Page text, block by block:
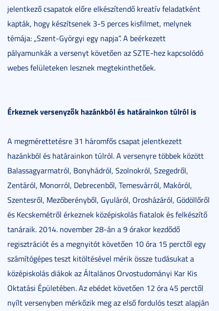
jelentkező csapatok előre elkészítendő kreatív feladatként
kapták, hogy készítsenek 3-5 perces kisfilmet, melynek
témája: „Szent-Györgyi egy napja”. A beérkezett
pályamunkák a versenyt követően az SZTE-hez kapcsolódó
webes felületeken lesznek megtekinthetőek.
Érkeznek versenyzők hazánkból és határainkon túlról is
A megmérettetésre 31 háromfős csapat jelentkezett
hazánkból és határainkon túlról. A versenyre többek között
Balassagyarmatról, Bonyhádról, Szolnokról, Szegedről,
Zentáról, Monorról, Debrecenből, Temesvárról, Makóról,
Szentesről, Mezőberényből, Gyuláról, Orosházáról, Gödöllőről
és Kecskemétről érkeznek középiskolás fiatalok és felkészítő
tanáraik. 2014. november 28-án a 9 órakor kezdődő
regisztrációt és a megnyitót követően 10 óra 15 perctől egy
számítógépes teszt kitöltésével mérik össze tudásukat a
középiskolás diákok az Általános Orvostudományi Kar Kis
Oktatási Épületében. Az ebédet követően 12 óra 45 perctől
nyílt versenyben mérkőzik meg az első fordulós teszt alapján